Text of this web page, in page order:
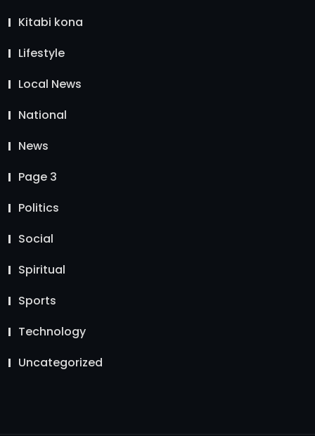
Kitabi kona
Lifestyle
Local News
National
News
Page 3
Politics
Social
Spiritual
Sports
Technology
Uncategorized